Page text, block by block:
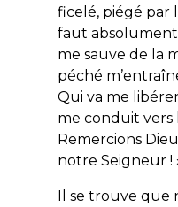
ficelé, piégé par
faut absolument
me sauve de la
péché
Qui va me
me conduit vers
Remercions
notre Seigneur !
Il se trouve que